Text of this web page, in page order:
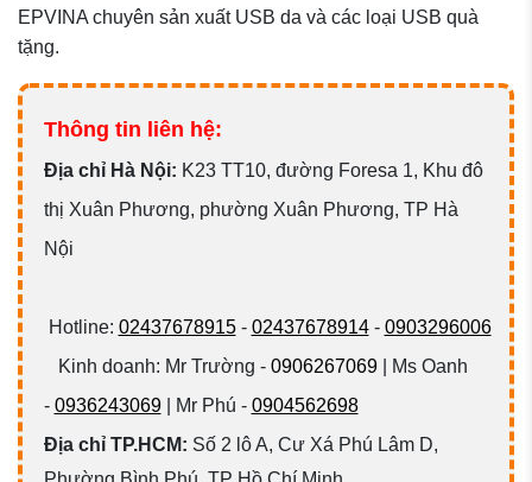
EPVINA chuyên sản xuất USB da và các loại USB quà
tặng.
Thông tin liên hệ:
Địa chỉ Hà Nội: K23 TT10, đường Foresa 1, Khu đô
thị Xuân Phương, phường Xuân Phương, TP Hà
Nội
Hotline: 02437678915- 02437678914- 0903296006
Kinh doanh: Mr Trường - 0906267069| Ms Oanh
- 0936243069| Mr Phú - 0904562698
Địa chỉ TP.HCM: Số 2 lô A, Cư Xá Phú Lâm D,